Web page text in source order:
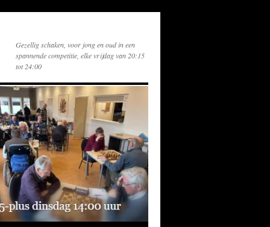
Gezellig schaken, voor jong en oud in een
spannende competitie, elke vrijdag van 20:15
tot 24:00